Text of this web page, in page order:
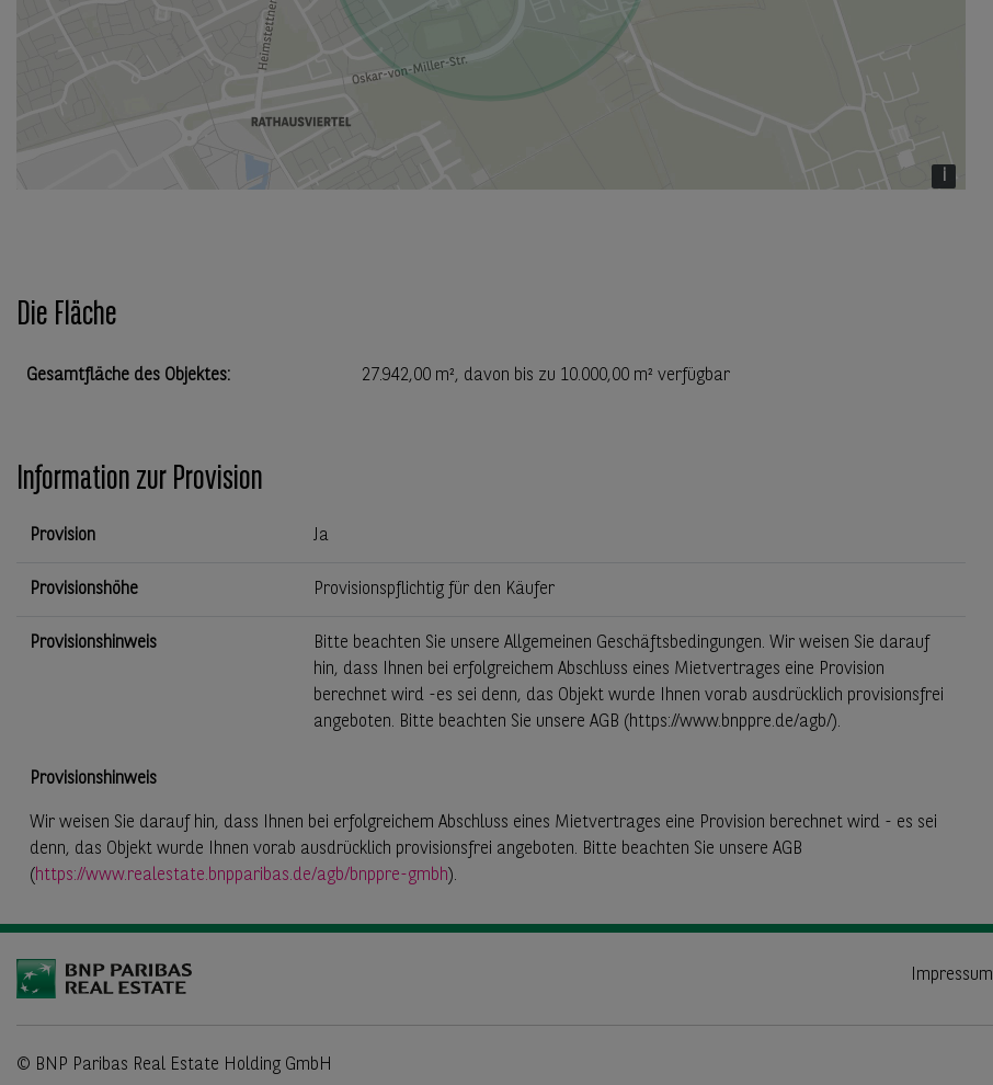
i
Die Fläche
Gesamtfläche des Objektes: 27.942,00 m², davon bis zu 10.000,00 m² verfügbar
Information zur Provision
Provision Ja
Provisionshöhe Provisionspflichtig für den Käufer
Provisionshinweis
Bitte beachten Sie unsere Allgemeinen Geschäftsbedingungen. Wir weisen Sie darauf
hin, dass Ihnen bei erfolgreichem Abschluss eines Mietvertrages eine Provision
berechnet wird -es sei denn, das Objekt wurde Ihnen vorab ausdrücklich provisionsfrei
angeboten. Bitte beachten Sie unsere AGB (https://www.bnppre.de/agb/).
Provisionshinweis
Wir weisen Sie darauf hin, dass Ihnen bei erfolgreichem Abschluss eines Mietvertrages eine Provision berechnet wird - es sei
denn, das Objekt wurde Ihnen vorab ausdrücklich provisionsfrei angeboten. Bitte beachten Sie unsere AGB
(https://www.realestate.bnpparibas.de/agb/bnppre-gmbh).
Impressum
© BNP Paribas Real Estate Holding GmbH